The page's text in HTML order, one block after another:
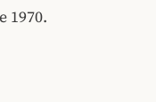
1970.